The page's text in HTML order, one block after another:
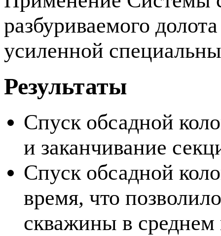
разбуриваемого
усиленной
Результаты
Спуск обсадной
и заканчивание
Спуск обсадной
время, что
скважины в среднем